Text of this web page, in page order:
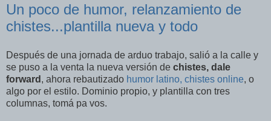
Un poco de humor, relanzamiento de
chistes...plantilla nueva y todo
Después de una jornada de arduo trabajo, salió a la calle y
se puso a la venta la nueva versión de chistes, dale
forward , ahora rebautizado humor latino, chistes online, o
algo por el estilo. Dominio propio, y plantilla con tres
columnas, tomá pa vos.